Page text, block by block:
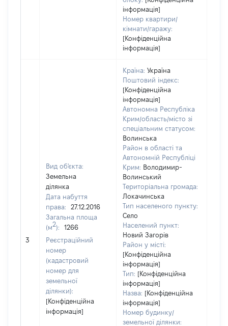
інформація]
Номер квартири/
кімнати/гаражу:
[Конфіденційна
інформація]
3
Вид об'єкта:
Земельна
ділянка
Дата набуття
права:
27.12.2016
Загальна площа
(м2):
1266
Реєстраційний
номер
(кадастровий
номер для
земельної
ділянки):
[Конфіденційна
інформація]
Країна: Україна
Поштовий індекс:
[Конфіденційна
інформація]
Автономна Республіка
Крим/область/місто зі
спеціальним статусом:
Волинська
Район в області та
Автономній Республіці
Крим: Володимир-
Волинський
Територіальна громада:
Локачинська
Тип населеного пункту:
Село
Населений пункт:
Новий Загорів
Район у місті:
[Конфіденційна
інформація]
Тип: [Конфіденційна
інформація]
Назва: [Конфіденційна
інформація]
Номер будинку/
земельної ділянки: